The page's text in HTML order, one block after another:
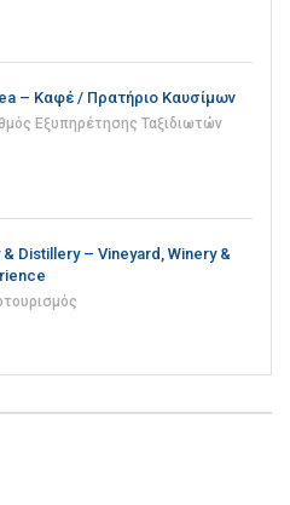
– Καφέ / Πρατήριο Καυσίμων
Εξυπηρέτησης Ταξιδιωτών
Distillery – Vineyard, Winery &